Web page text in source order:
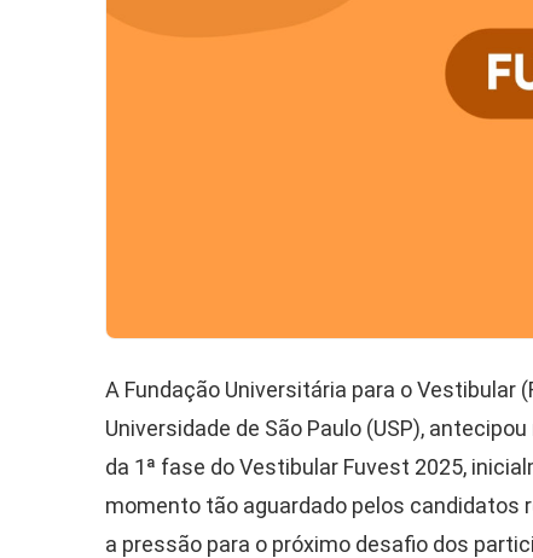
A Fundação Universitária para o Vestibular
Universidade de São Paulo (USP),
da 1ª fase do Vestibular Fuvest 2025,
momento tão aguardado pelos candidatos
a pressão para o próximo desafio dos